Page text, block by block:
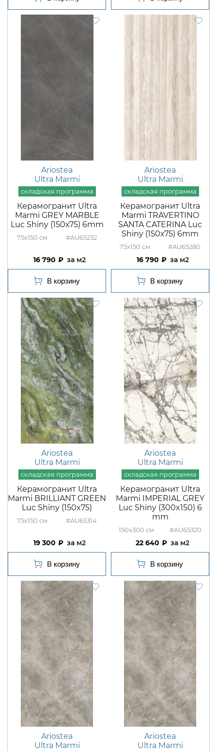
Ariostea
Ultra Marmi
Керамогранит Ultra
Marmi GREY MARBLE
Luc Shiny (150х75) 6mm
75x150 #AU65232
16 790 м2
Ariostea
Ultra Marmi
Керамогранит Ultra
Marmi TRAVERTINO
SANTA CATERINA Luc
Shiny (150х75) 6mm
75x150 #AU65280
16 790 м2
Ariostea
Ultra Marmi
Керамогранит Ultra
Marmi BRILLIANT GREEN
Luc Shiny (150x75)
75x150 #AU65314
19 300 м2
Ariostea
Ultra Marmi
Керамогранит Ultra
Marmi IMPERIAL GREY
Luc Shiny (300x150) 6
mm
150x300 #AU65320
22 640 м2
Ariostea
Ultra Marmi
Ariostea
Ultra Marmi